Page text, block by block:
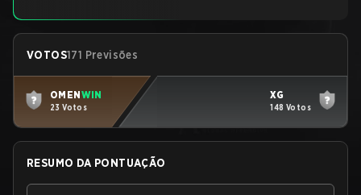
VOTOS171 Previsões
OMENWIN
23 Votos
XG
148 Votos
RESUMO DA PONTUAÇÃO